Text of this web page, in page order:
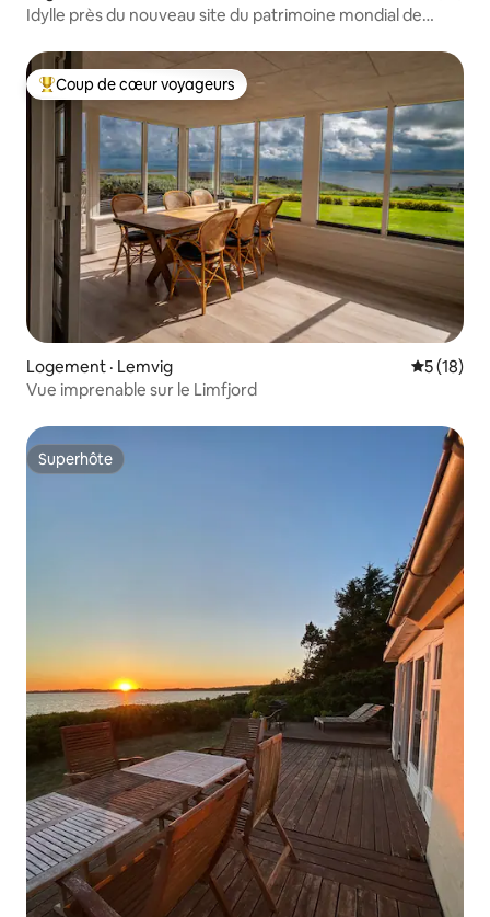
Idylle près du nouveau site du patrimoine mondial de
Coup de cœur voyageurs parmi les plus aimés
Coup de cœur voyageurs
Logement · Lemvig Note
5 (18)
Vue imprenable sur le Limfjord
Superhôte
Superhôte